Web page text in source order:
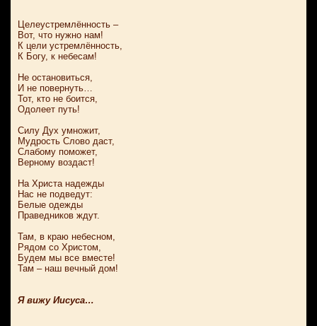
Целеустремлённость –
Вот, что нужно нам!
К цели устремлённость,
К Богу, к небесам!
Не остановиться,
И не повернуть…
Тот, кто не боится,
Одолеет путь!
Силу Дух умножит,
Мудрость Слово даст,
Слабому поможет,
Верному воздаст!
На Христа надежды
Нас не подведут:
Белые одежды
Праведников ждут.
Там, в краю небесном,
Рядом со Христом,
Будем мы все вместе!
Там – наш вечный дом!
Я вижу Иисуса…